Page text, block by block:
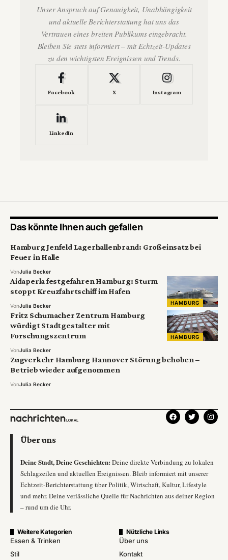
Unser Anspruch auf Genauigkeit, Unabhängigkeit
und aktuelle Berichterstattung hat uns das
Vertrauen eines breiten Publikums eingebracht.
Bleiben Sie stets informiert – mit Echtzeit-Updates
zu den wichtigsten Ereignissen und Trends.
Facebook X Instagram
LinkedIn
Das könnte Ihnen auch gefallen
Hamburg Jenfeld Lagerhallenbrand: Großeinsatz bei
Feuer in Halle
VonJulia Becker
HAMBURG
Aidaperla festgefahren Hamburg: Sturm
stoppt Kreuzfahrtschiff im Hafen
VonJulia Becker
HAMBURG
Fritz Schumacher Zentrum Hamburg
würdigt Stadtgestalter mit
Forschungszentrum
VonJulia Becker
Zugverkehr Hamburg Hannover Störung behoben –
Betrieb wieder aufgenommen
VonJulia Becker
Über uns
Deine Stadt, Deine Geschichten: Deine direkte Verbindung zu lokalen
Schlagzeilen und aktuellen Ereignissen. Bleib informiert mit unserer
Echtzeit-Berichterstattung über Politik, Wirtschaft, Kultur, Lifestyle
und mehr. Deine verlässliche Quelle für Nachrichten aus deiner Region
– rund um die Uhr.
Weitere Kategorien
Essen & Trinken
Stil
Nützliche Links
Über uns
Kontakt